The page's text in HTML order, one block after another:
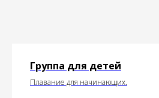
Группа для детей
Плавание для начинающих.